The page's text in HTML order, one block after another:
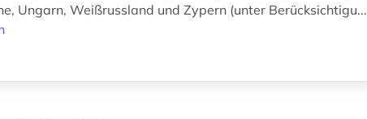
Ungarn, Weißrussland und Zypern (unter Berücksichtigu...